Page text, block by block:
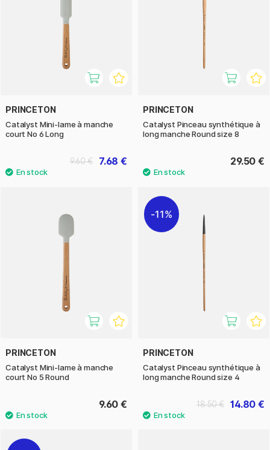
PRINCETON
Catalyst Mini-lame à manche
court No 6 Long
7.68 €
9.60 €
PRINCETON
Catalyst Pinceau synthétique à
long manche Round size 8
29.50 €
PRINCETON
Catalyst Mini-lame à manche
court No 5 Round
9.60 €
11%
PRINCETON
Catalyst Pinceau synthétique à
long manche Round size 4
14.80 €
18.50 €